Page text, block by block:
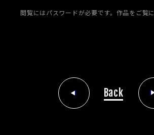
閲覧にはパスワードが必要です。 作品をご覧
Back